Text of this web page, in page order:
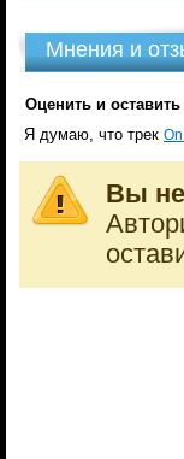
Мнения и
Оценить и
Я думаю, что трек
Вы